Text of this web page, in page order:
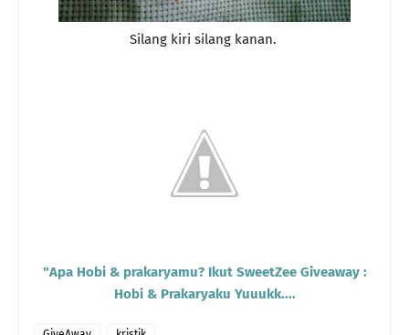
Silang kiri silang kanan.
"Apa Hobi & prakaryamu? Ikut SweetZee Giveaway :
Hobi & Prakaryaku Yuuukk....